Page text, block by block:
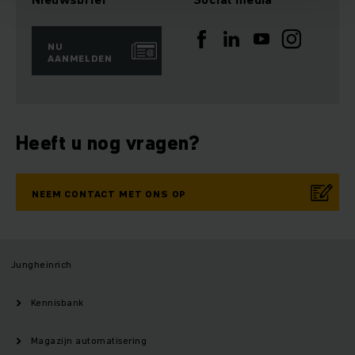
NU
AANMELDEN
Heeft u nog vragen?
NEEM CONTACT MET ONS OP
Jungheinrich
Kennisbank
Magazijn automatisering